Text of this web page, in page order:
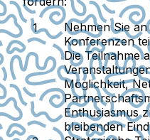
Nehmen Sie
Konferenzen
Die Teilnahme
Möglichkeit,
Enthusiasmus
bleibenden